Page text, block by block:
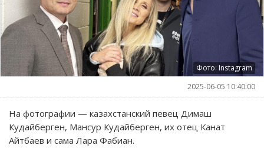
Фото: Instagram
2025-06-05 10:40:00
На фотографии — казахстанский певец Димаш
Кудайберген, Мансур Кудайберген, их отец Канат
Айтбаев и сама Лара Фабиан.